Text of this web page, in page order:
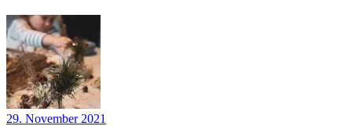
29. November 2021